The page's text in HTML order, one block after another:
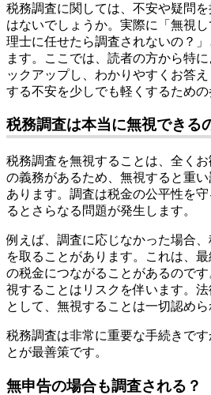
税務調査に関しては、不安や疑問
はないでしょうか。実際に「無視
理士に任せたら調査されないの？
ます。ここでは、読者の方から特
ックアップし、わかりやすくお答
する不安を少しでも軽くするための
税務調査は本当に無視できる
税務調査を無視することは、全く
の義務があるため、無視すると重
あります。調査は税金の公平性を
るとさらなる問題が発生します。
例えば、調査に応じなかった場合
を取ることがあります。これは、
の税金につながることがあるので
視することはリスクを伴います。
として、無視することは一切認めら
税務調査は非常に重要な手続きで
とが最善策です。
無申告の場合も調査される？